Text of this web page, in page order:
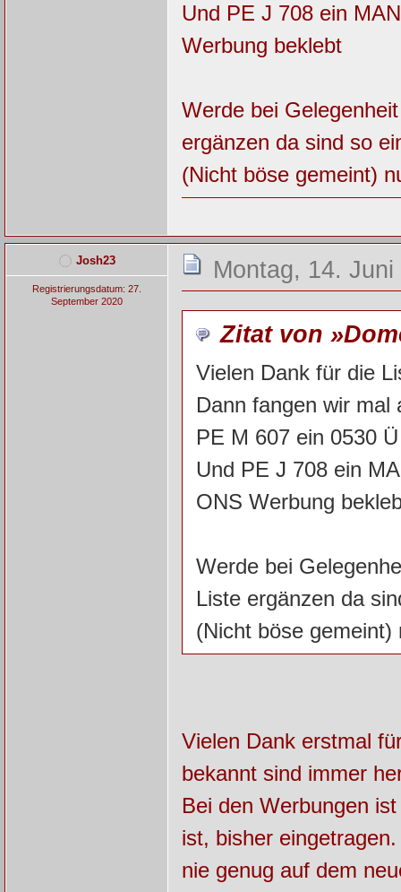
Und PE J 708 ein
Werbung beklebt
Werde bei
ergänzen da sind so
(Nicht böse gemeint)
Josh23
Registrierungsdatum: 27.
September 2020
Montag, 14.
Zitat von
Vielen Dank für die
Dann fangen wir
PE M 607 ein 0530
Und PE J 708 ein
ONS Werbung
Werde bei
Liste ergänzen da
(Nicht böse
Vielen Dank erstmal
bekannt sind immer
Bei den Werbungen
ist, bisher
nie genug auf dem